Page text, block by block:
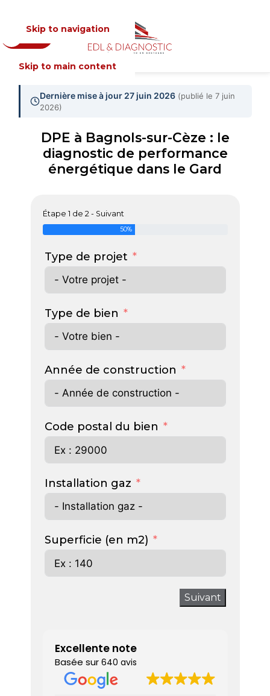
Skip to navigation
Skip to main content
MENU
Dernière mise à jour 27 juin 2026 (publié le 7 juin
2026)
DPE à Bagnols-sur-Cèze : le
diagnostic de performance
énergétique dans le Gard
Étape 1 de 2 - Suivant
50%
Type de projet
Type de bien
Année de construction
Code postal du bien
Installation gaz
Superficie (en m2)
Suivant
Excellente note
Basée sur 640 avis